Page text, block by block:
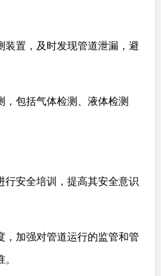
装置，及时发现管道泄漏，避
，包括气体检测、液体检测
行安全培训，提高其安全意识
，加强对管道运行的监管和管